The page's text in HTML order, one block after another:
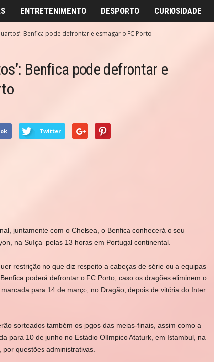
ENTRETENIMENTO DESPORTO CURIOSIDADE
Benfica pode defrontar e esmagar o FC Porto
Benfica pode defrontar e
Twitter
juntamente com o Chelsea, o Benfica conhecerá o seu
na Suíça, pelas 13 horas em Portugal continental.
restrição no que diz respeito a cabeças de série ou a equipas
poderá defrontar o FC Porto, caso os dragões eliminem o
para 14 de março, no Dragão, depois de vitória do Inter
sorteados também os jogos das meias-finais, assim como a
para 10 de junho no Estádio Olímpico Ataturk, em Istambul, na
questões administrativas.